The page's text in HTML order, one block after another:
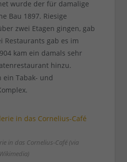
wurde der für damalige
Bau 1897. Riesige
zwei Etagen gingen, gab
Restaurants gab es im
kam ein damals sehr
hinzu.
Tabak- und
in das Cornelius-Café (via
Wikimedia)